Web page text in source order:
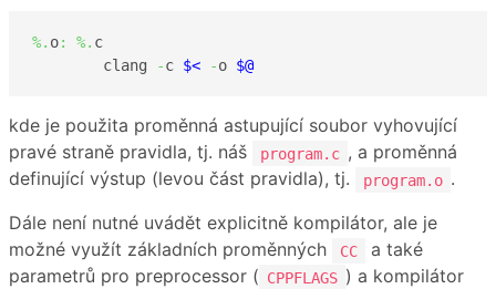
%. o: %. c
	clang
-c $< -o $@
kde je použita proměnná astupující soubor vyhovující
pravé straně pravidla, tj. náš
program.c , a proměnná
definující výstup (levou část pravidla), tj.
program.o .
Dále není nutné uvádět explicitně kompilátor, ale je
možné využít základních proměnných
CC
a také
parametrů pro preprocessor ( CPPFLAGS ) a kompilátor